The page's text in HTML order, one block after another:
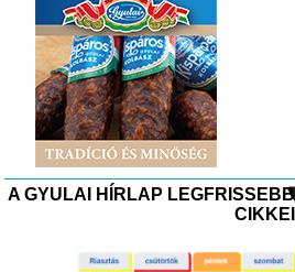
A GYULAI HÍRLAP LEGFRISSEBB
CIKKEI